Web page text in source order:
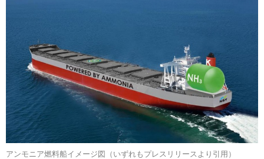
アンモニア燃料船イメージ図（いずれもプレスリリースより引用）